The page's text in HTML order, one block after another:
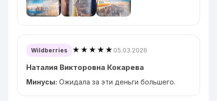
Wildberries ★★★★★ 05.03.2026
Наталия Викторовна Кокарева
Минусы: Ожидала за эти деньги большего.